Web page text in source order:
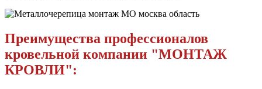
Преимущества профессионалов
кровельной компании "МОНТАЖ
КРОВЛИ":